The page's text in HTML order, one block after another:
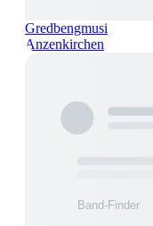
Gredbengmusi
Anzenkirchen